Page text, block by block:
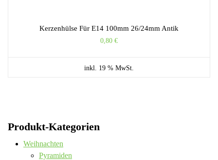
Kerzenhülse Für E14 100mm 26/24mm Antik
0,80 €
inkl. 19 % MwSt.
Produkt-Kategorien
Weihnachten
Pyramiden